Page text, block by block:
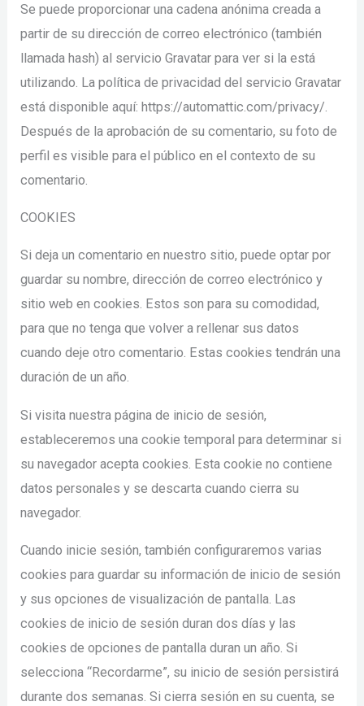
Se puede proporcionar una cadena anónima creada a
partir de su dirección de correo electrónico (también
llamada hash) al servicio Gravatar para ver si la está
utilizando. La política de privacidad del servicio Gravatar
está disponible aquí: https://automattic.com/privacy/.
Después de la aprobación de su comentario, su foto de
perfil es visible para el público en el contexto de su
comentario.
COOKIES
Si deja un comentario en nuestro sitio, puede optar por
guardar su nombre, dirección de correo electrónico y
sitio web en cookies. Estos son para su comodidad,
para que no tenga que volver a rellenar sus datos
cuando deje otro comentario. Estas cookies tendrán una
duración de un año.
Si visita nuestra página de inicio de sesión,
estableceremos una cookie temporal para determinar si
su navegador acepta cookies. Esta cookie no contiene
datos personales y se descarta cuando cierra su
navegador.
Cuando inicie sesión, también configuraremos varias
cookies para guardar su información de inicio de sesión
y sus opciones de visualización de pantalla. Las
cookies de inicio de sesión duran dos días y las
cookies de opciones de pantalla duran un año. Si
selecciona “Recordarme”, su inicio de sesión persistirá
durante dos semanas. Si cierra sesión en su cuenta, se